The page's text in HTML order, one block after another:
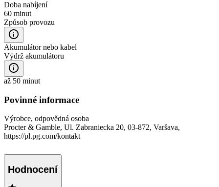
Doba nabíjení
60 minut
Způsob provozu
Akumulátor nebo kabel
Výdrž akumulátoru
až 50 minut
Povinné informace
Výrobce, odpovědná osoba
Procter & Gamble, Ul. Zabraniecka 20, 03-872, Varšava,
https://pl.pg.com/kontakt
Hodnocení